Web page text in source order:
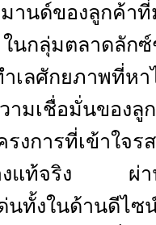
านด์ของลูกค้า
ลุ่มตลาดลักซ์
เลศักยภาพที่ห
ามเชื่อมั่นของ
งการที่เข้าใจร
งแท้จริง ผ่าน
นทั้งในด้านดีไ